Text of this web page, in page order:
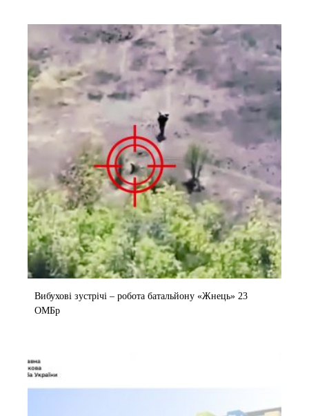
Вибухові зустрічі – робота батальйону «Жнець» 23
ОМБр